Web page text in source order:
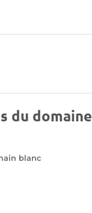
du domaine
blanc